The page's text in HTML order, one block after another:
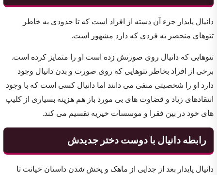
دانیال پایدار جزء آن دسته از افراد است که تا حدودی به خاطر
تتوهای منحصر به فردی که دارد مشهور است.
تتوهایی که دانیال روی صورتش زده است او را متمایز کرده است.
برخی از افراد بخاطر تتوهایی که روی صورت و بدن دانیال وجود
دارد او را شخصیتی منفی می دانند اما دانیال کسی است که با وجود
انتقادهای زیاد و قضاوت های بی مورد باز هم هزینه بسیاری از کلیپ
های خود در بین فقرا و موسسات خیریه تقسیم می کند.
رابطه دانیال با دوست دختر جدیدش‌
دانیال پایدار بعد از جدایی از ماهک و پخش شدن داستان خیانت تا